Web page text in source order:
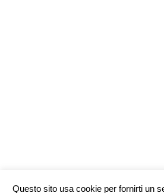
Questo sito usa cookie per fornirti un